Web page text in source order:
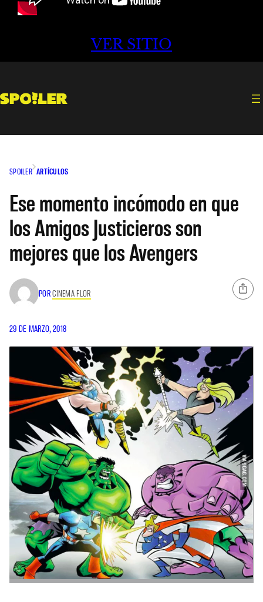
VER SITIO
SPOILER ARTÍCULOS
Ese momento incómodo en que
los Amigos Justicieros son
mejores que los Avengers
PORCINEMA FLOR
29 DE MARZO, 2018